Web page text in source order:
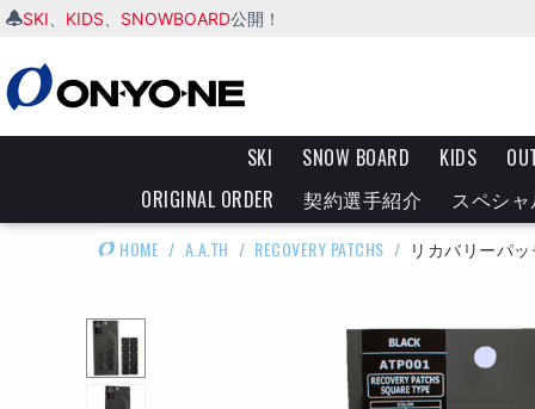
SKI KIDS SNOWBOARD公開！
SKI SNOW BOARD KIDS
ORIGINAL ORDER
契約選手紹介 スペシ
HOME / A.A.TH / RECOVERY PATCHS / リカバリーパ